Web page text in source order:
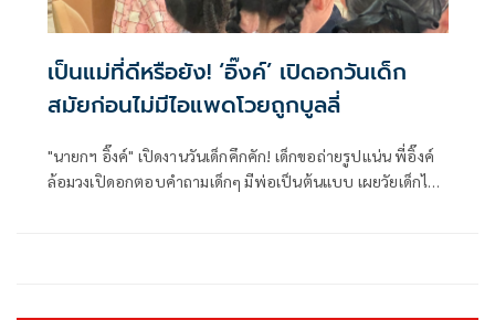
เป็นแม่ที่ดีหรือยัง! ‘อิ๊งค์’ เปิดอกวันเด็ก
สมัยก่อนไม่มีไอแพดโวยถูกบูลลี่
"นายกฯ อิ๊งค์" เปิดงานวันเด็กคึกคัก! เด็กขอถ่ายรูปแน่น พี่อิ๊งค์
ล้อมวงเปิดอกตอบคำถามเด็กๆ มีพ่อเป็นต้นแบบ เผยวัยเด็กไม่มี